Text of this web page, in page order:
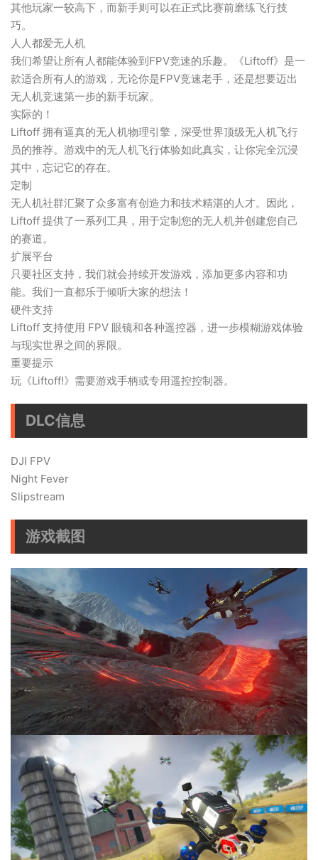
其他玩家一较高下，而新手则可以在正式比赛前磨练飞行技
巧。
人人都爱无人机
我们希望让所有人都能体验到FPV竞速的乐趣。《Liftoff》是一
款适合所有人的游戏，无论你是FPV竞速老手，还是想要迈出
无人机竞速第一步的新手玩家。
实际的！
Liftoff 拥有逼真的无人机物理引擎，深受世界顶级无人机飞行
员的推荐。游戏中的无人机飞行体验如此真实，让你完全沉浸
其中，忘记它的存在。
定制
无人机社群汇聚了众多富有创造力和技术精湛的人才。因此，
Liftoff 提供了一系列工具，用于定制您的无人机并创建您自己
的赛道。
扩展平台
只要社区支持，我们就会持续开发游戏，添加更多内容和功
能。我们一直都乐于倾听大家的想法！
硬件支持
Liftoff 支持使用 FPV 眼镜和各种遥控器，进一步模糊游戏体验
与现实世界之间的界限。
重要提示
玩《Liftoff!》需要游戏手柄或专用遥控控制器。
DLC信息
DJI FPV
Night Fever
Slipstream
游戏截图